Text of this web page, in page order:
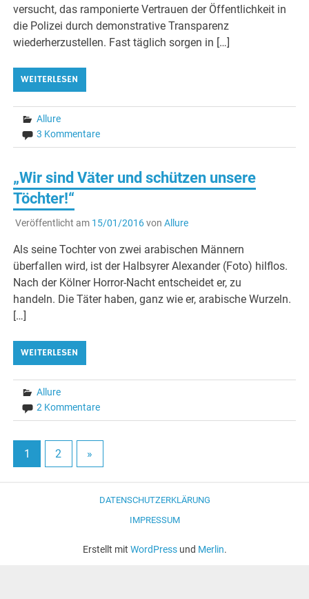
versucht, das ramponierte Vertrauen der Öffentlichkeit in
die Polizei durch demonstrative Transparenz
wiederherzustellen. Fast täglich sorgen in […]
WEITERLESEN
Allure
3 Kommentare
„Wir sind Väter und schützen unsere
Töchter!“
Veröffentlicht am 15/01/2016von Allure
Als seine Tochter von zwei arabischen Männern
überfallen wird, ist der Halbsyrer Alexander (Foto) hilflos.
Nach der Kölner Horror-Nacht entscheidet er, zu
handeln. Die Täter haben, ganz wie er, arabische Wurzeln.
[…]
WEITERLESEN
Allure
2 Kommentare
1 2 »
DATENSCHUTZERKLÄRUNG
IMPRESSUM
Erstellt mit WordPressund Merlin.